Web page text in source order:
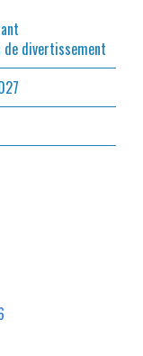
divertissement